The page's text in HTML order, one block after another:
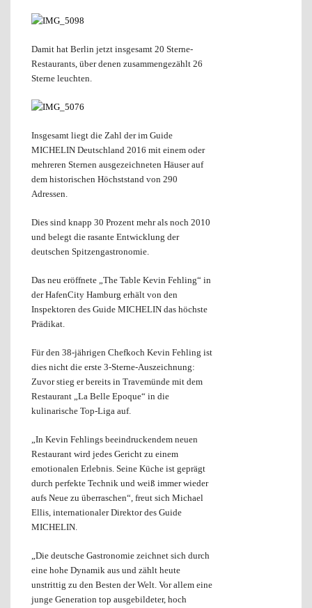
Damit hat Berlin jetzt insgesamt 20 Sterne-
Restaurants, über denen zusammengezählt 26
Sterne leuchten.
Insgesamt liegt die Zahl der im Guide
MICHELIN Deutschland 2016 mit einem oder
mehreren Sternen ausgezeichneten Häuser auf
dem historischen Höchststand von 290
Adressen.
Dies sind knapp 30 Prozent mehr als noch 2010
und belegt die rasante Entwicklung der
deutschen Spitzengastronomie.
Das neu eröffnete „The Table Kevin Fehling“ in
der HafenCity Hamburg erhält von den
Inspektoren des Guide MICHELIN das höchste
Prädikat.
Für den 38-jährigen Chefkoch Kevin Fehling ist
dies nicht die erste 3-Sterne-Auszeichnung:
Zuvor stieg er bereits in Travemünde mit dem
Restaurant „La Belle Epoque“ in die
kulinarische Top-Liga auf.
„In Kevin Fehlings beeindruckendem neuen
Restaurant wird jedes Gericht zu einem
emotionalen Erlebnis. Seine Küche ist geprägt
durch perfekte Technik und weiß immer wieder
aufs Neue zu überraschen“, freut sich Michael
Ellis, internationaler Direktor des Guide
MICHELIN.
„Die deutsche Gastronomie zeichnet sich durch
eine hohe Dynamik aus und zählt heute
unstrittig zu den Besten der Welt. Vor allem eine
junge Generation top ausgebildeter, hoch